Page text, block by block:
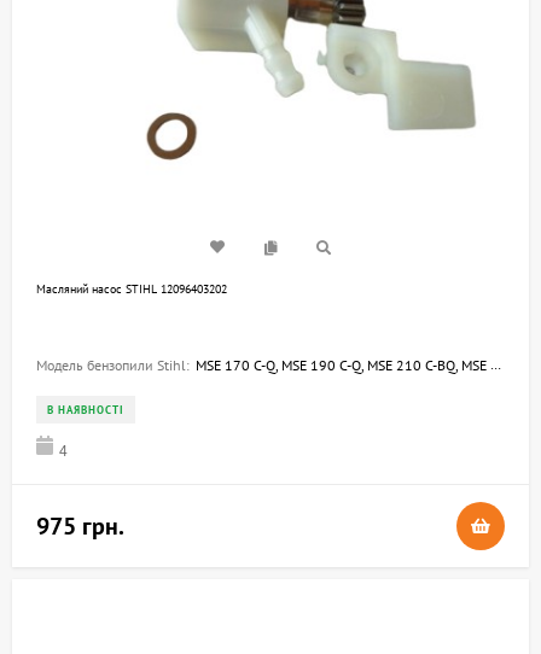
Масляний насос STIHL 12096403202
Модель бензопили Stihl: MSE 170 C-Q, MSE 190 C-Q, MSE 210 C-BQ, MSE 230 C-BQ, MSE 250 C-Q
В НАЯВНОСТІ
4
975 грн.